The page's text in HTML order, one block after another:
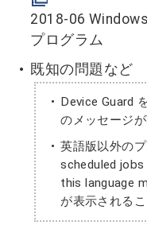
2018-06
プログラム
既知の問題など
Device Guard
のメッセージ
英語版以外の
scheduled
this language
が表示される